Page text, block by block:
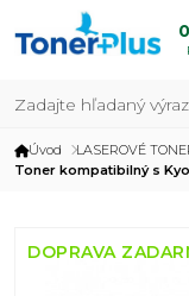
Úvod LASEROVÉ
Toner kompatibilný s
DOPRAVA